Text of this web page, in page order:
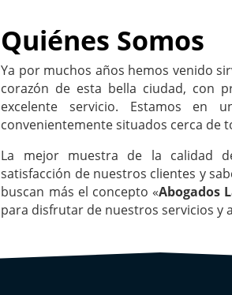
Quiénes Somos
Ya por muchos años hemos venido
corazón de esta bella ciudad, con
excelente servicio. Estamos en
convenientemente situados cerca de
La mejor muestra de la calidad
satisfacción de nuestros clientes y
buscan más el concepto «Abogados
para disfrutar de nuestros servicios y